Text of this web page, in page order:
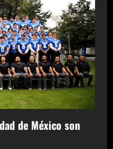
de México son